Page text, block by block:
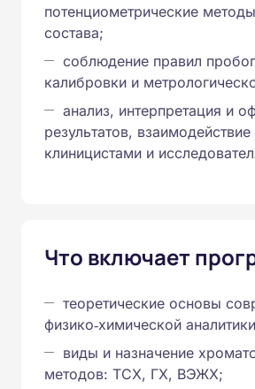
потенциометрические
состава;
соблюдение правил
калибровки и
анализ, интерпретация и
результатов, взаимодействие
клиницистами и
Что включает
теоретические основы
физико‑химической
виды и назначение
методов: ТСХ, ГХ, ВЭЖХ;